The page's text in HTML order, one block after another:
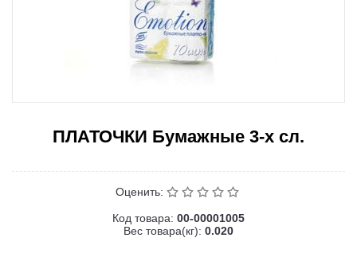
ПЛАТОЧКИ Бумажные 3-х сл.
Оценить:
Код товара: 00-00001005
Вес товара(кг): 0.020